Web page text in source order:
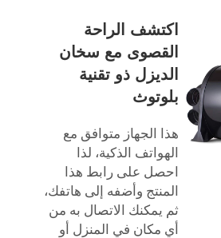
اكتشف الراحة
القصوى مع سخان
الديزل ذو تقنية
بلوتوث
هذا الجهاز متوافق مع
الهواتف الذكية، لذا
احصل على رابط هذا
المنتج وأضفه إلى هاتفك،
ثم يمكنك الاتصال به من
أي مكان في المنزل أو